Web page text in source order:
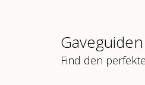
Find den